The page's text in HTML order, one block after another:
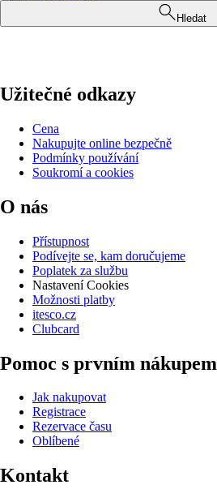
Hledat
Užitečné odkazy
Cena
Nakupujte online bezpečně
Podmínky používání
Soukromí a cookies
O nás
Přístupnost
Podívejte se, kam doručujeme
Poplatek za službu
Nastavení Cookies
Možnosti platby
itesco.cz
Clubcard
Pomoc s prvním nákupem
Jak nakupovat
Registrace
Rezervace času
Oblíbené
Kontakt